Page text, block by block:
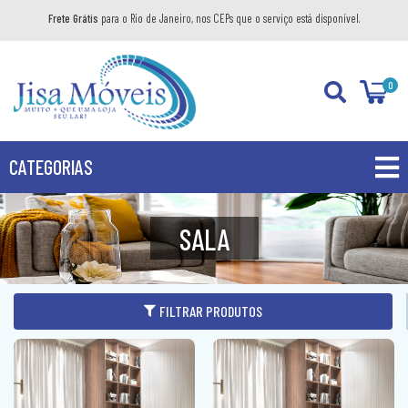
Frete Grátis para o Rio de Janeiro, nos CEPs que o serviço está disponível.
0
CATEGORIAS
PROMOÇÕES
PRODUTOS
BANHEIRO
KIT GABINETE
AÉREO
BALCÃO
DIVERSOS
BANDEJA DECORATIVA
DORMITÓRIO
SALA
FILTRAR PRODUTOS